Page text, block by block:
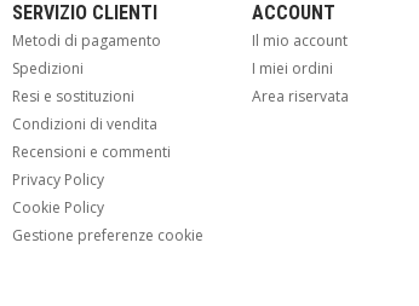
SERVIZIO CLIENTI
Metodi di pagamento
Spedizioni
Resi e sostituzioni
Condizioni di vendita
Recensioni e commenti
Privacy Policy
Cookie Policy
Gestione preferenze cookie
ACCOUNT
Il mio account
I miei ordini
Area riservata